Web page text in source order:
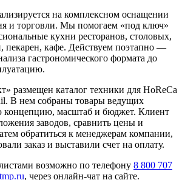
на комплексном оснащении
и торговли. Мы помогаем «под ключ»
кухни ресторанов, столовых,
пекарен, кафе. Действуем поэтапно —
гастрономического формата до
размещен каталог техники для HoReCa
В нем собраны товары ведущих
масштаб и бюджет. Клиент
заводов, сравнить цены и
обратиться к менеджерам компании,
заказ и выставили счет на оплату.
возможно по телефону 8 800 707
, через онлайн-чат на сайте.